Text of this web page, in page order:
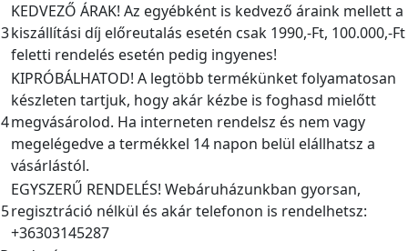
3
KEDVEZŐ ÁRAK! Az egyébként is kedvező áraink mellett a
kiszállítási díj előreutalás esetén csak 1990,-Ft, 100.000,-Ft
feletti rendelés esetén pedig ingyenes!
4
KIPRÓBÁLHATOD! A legtöbb termékünket folyamatosan
készleten tartjuk, hogy akár kézbe is foghasd mielőtt
megvásárolod. Ha interneten rendelsz és nem vagy
megelégedve a termékkel 14 napon belül elállhatsz a
vásárlástól.
5
EGYSZERŰ RENDELÉS! Webáruházunkban gyorsan,
regisztráció nélkül és akár telefonon is rendelhetsz:
+36303145287